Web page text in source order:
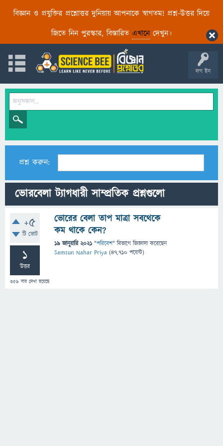
বিজ্ঞান ও প্রযুক্তির প্রশ্নোত্তর দুনিয়ায় আপনাকে স্বাগতম! প্রশ্ন-উত্তর দিয়ে
জিতে নিন পুরস্কার, বিস্তারিত এখানেদেখুন।
লগ ইন
প্রশ্ন করুন:
ভোরবেলা ট্যাগধারী সাম্প্রতিক প্রশ্নগুলো
+5
টি ভোট
1
উত্তর
359 বার দেখা হয়েছে
ভোরের বেলা তাপ মাত্রা সবথেকে
কম থাকে কেন?
19 জানুয়ারি 2021 "পরিবেশ" বিভাগে জিজ্ঞাসাকরেছেন
Samsun Nahar Priya (47,710 পয়েন্ট)